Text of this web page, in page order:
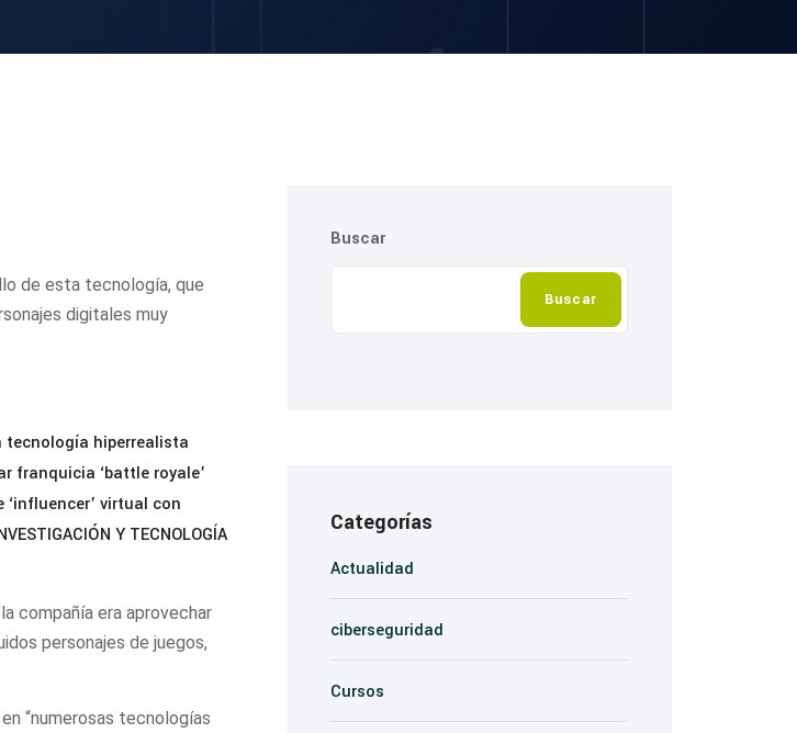
de esta tecnología, que
digitales muy
tecnología hiperrealista
franquicia ‘battle royale’
virtual con
Y TECNOLOGÍA
compañía era aprovechar
personajes de juegos,
“numerosas tecnologías
Buscar
Buscar
Categorías
Actualidad
ciberseguridad
Cursos